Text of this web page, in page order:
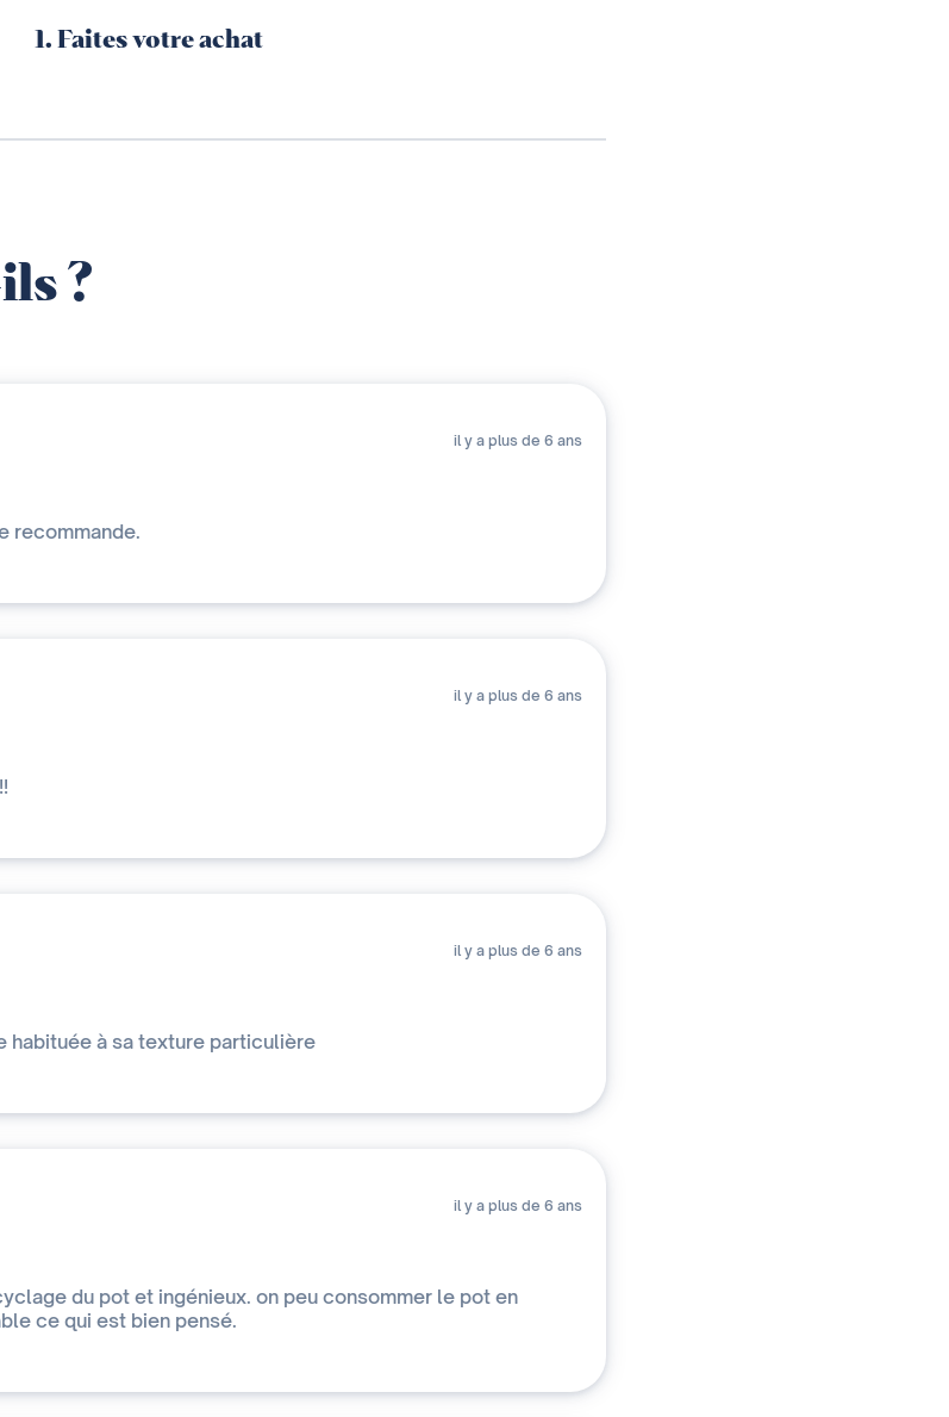
1. Faites votre achat
?
il y a plus de 6 ans
recommande.
il y a plus de 6 ans
il y a plus de 6 ans
habituée à sa texture particulière
il y a plus de 6 ans
du pot et ingénieux. on peu consommer le pot en
ce qui est bien pensé.